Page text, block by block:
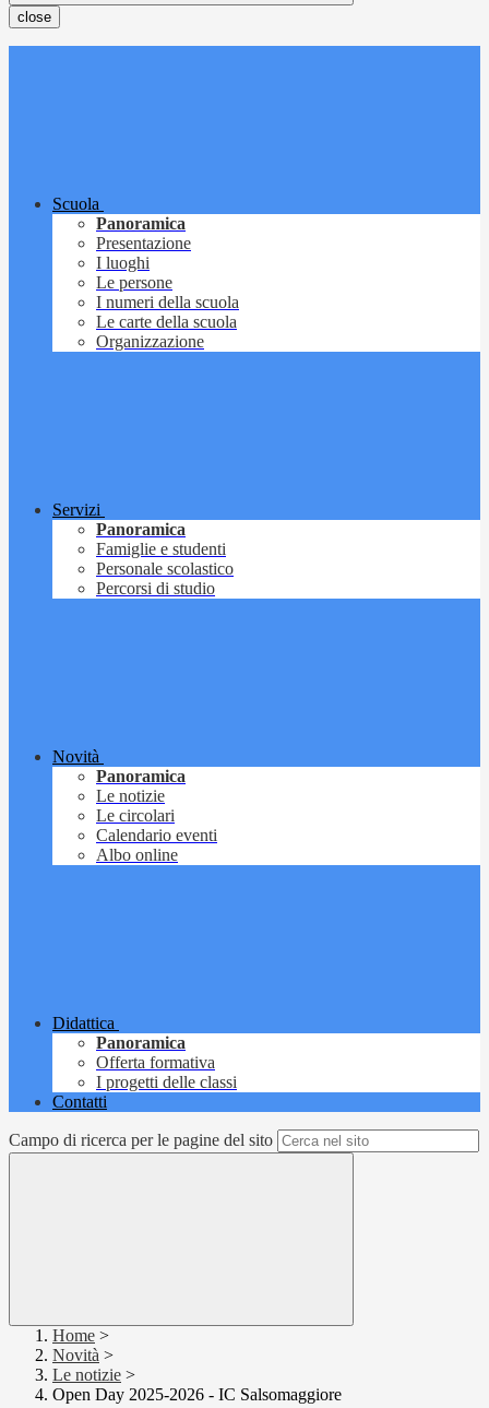
close
Scuola
Panoramica
Presentazione
I luoghi
Le persone
I numeri della scuola
Le carte della scuola
Organizzazione
Servizi
Panoramica
Famiglie e studenti
Personale scolastico
Percorsi di studio
Novità
Panoramica
Le notizie
Le circolari
Calendario eventi
Albo online
Didattica
Panoramica
Offerta formativa
I progetti delle classi
Contatti
Campo di ricerca per le pagine del sito
Home >
Novità >
Le notizie >
Open Day 2025-2026 - IC Salsomaggiore